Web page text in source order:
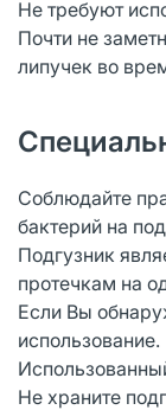
Не требуют
Почти не
липучек во
Соблюдайте
бактерий на
Подгузник
протечкам на
Если Вы
использование.
Не храните